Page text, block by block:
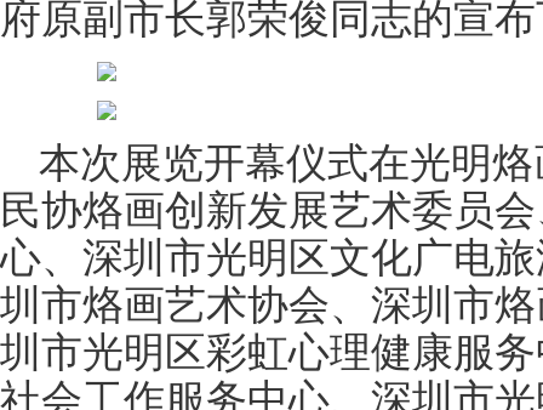
府原副市长郭荣俊同志的宣
本次展览开幕仪式在光明
民协烙画创新发展艺术委员
心、深圳市光明区文化广电
圳市烙画艺术协会、深圳市
圳市光明区彩虹心理健康服
社会工作服务中心、深圳市